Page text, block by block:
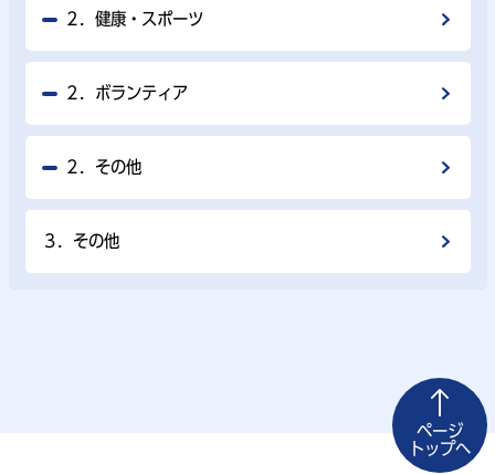
２．健康・スポーツ
２．ボランティア
２．その他
３．その他
ページ
トップへ